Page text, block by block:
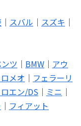
｜ スバル ｜ スズキ ｜
ツ ｜ BMW ｜ アウ
メオ ｜ フェラーリ
エン/DS ｜ ミニ ｜
｜ フィアット